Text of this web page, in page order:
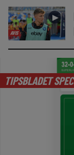
AVIS
►
TIPSBLADET